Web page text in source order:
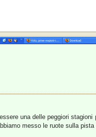
una delle peggiori
messo le ruote sulla